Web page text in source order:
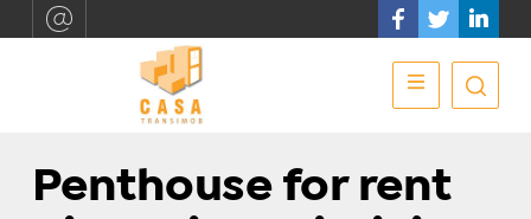
Penthouse for rent